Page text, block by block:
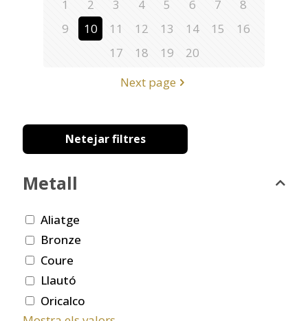
1 2 3 4 5 6 7
8
9
10 11 12 13 14 15
16
17
18 19
20
Next page
Netejar filtres
Metall
Aliatge
Bronze
Coure
Llautó
Oricalco